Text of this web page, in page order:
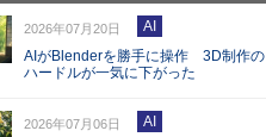
2026年07月20日
AI
AIがBlenderを勝手に操作 3D制作の
ハードルが一気に下がった
2026年07月06日
AI